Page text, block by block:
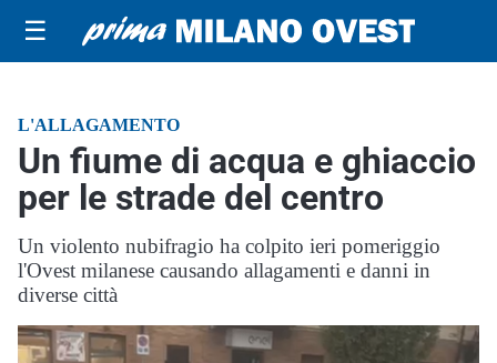
☰
L'ALLAGAMENTO
Un fiume di acqua e ghiaccio
per le strade del centro
Un violento nubifragio ha colpito ieri pomeriggio
l'Ovest milanese causando allagamenti e danni in
diverse città